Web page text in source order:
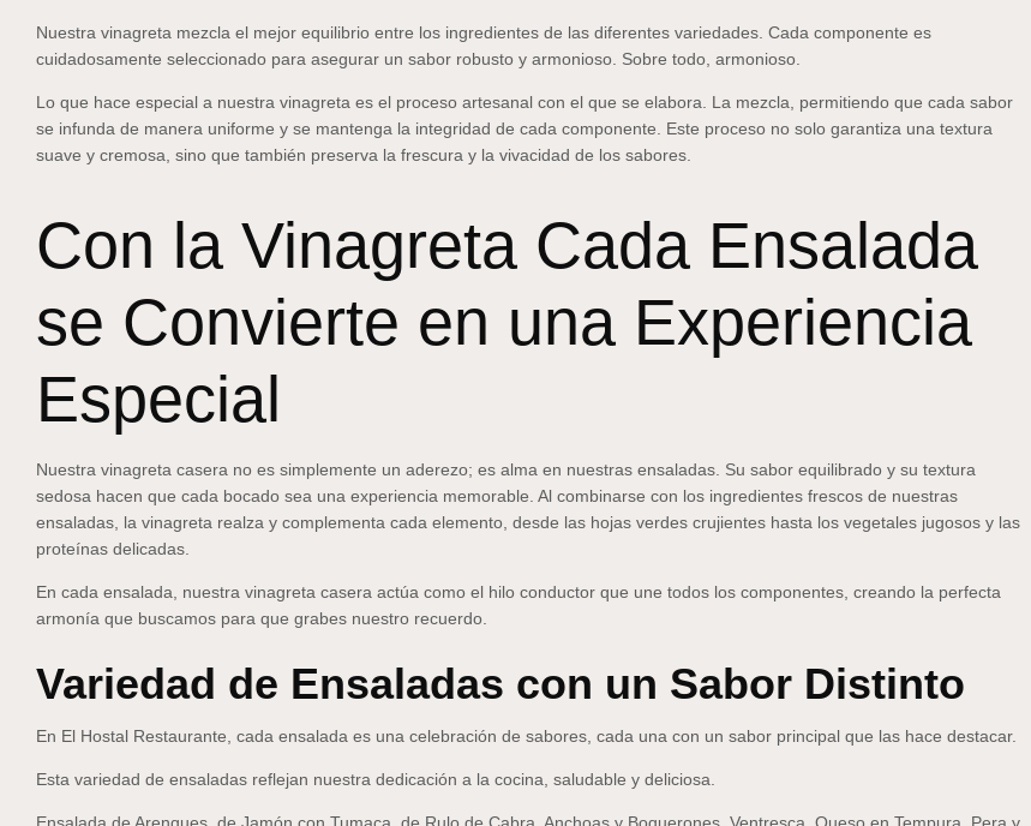
Nuestra vinagreta mezcla el mejor equilibrio entre los ingredientes de las diferentes variedades. Cada componente es
cuidadosamente seleccionado para asegurar un sabor robusto y armonioso. Sobre todo, armonioso.
Lo que hace especial a nuestra vinagreta es el proceso artesanal con el que se elabora. La mezcla, permitiendo que cada sabor
se infunda de manera uniforme y se mantenga la integridad de cada componente. Este proceso no solo garantiza una textura
suave y cremosa, sino que también preserva la frescura y la vivacidad de los sabores.
Con la Vinagreta Cada Ensalada
se Convierte en una Experiencia
Especial
Nuestra vinagreta casera no es simplemente un aderezo; es alma en nuestras ensaladas. Su sabor equilibrado y su textura
sedosa hacen que cada bocado sea una experiencia memorable. Al combinarse con los ingredientes frescos de nuestras
ensaladas, la vinagreta realza y complementa cada elemento, desde las hojas verdes crujientes hasta los vegetales jugosos y las
proteínas delicadas.
En cada ensalada, nuestra vinagreta casera actúa como el hilo conductor que une todos los componentes, creando la perfecta
armonía que buscamos para que grabes nuestro recuerdo.
Variedad de Ensaladas con un Sabor Distinto
En El Hostal Restaurante, cada ensalada es una celebración de sabores, cada una con un sabor principal que las hace destacar.
Esta variedad de ensaladas reflejan nuestra dedicación a la cocina, saludable y deliciosa.
Ensalada de Arenques, de Jamón con Tumaca, de Rulo de Cabra, Anchoas y Boquerones , Ventresca, Queso en Tempura, Pera y